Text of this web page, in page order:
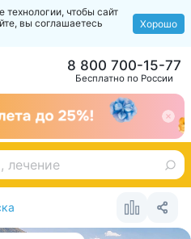
чтобы сайт
вы соглашаетесь
Хорошо
Бесплатно по России
8 800 700-15-77